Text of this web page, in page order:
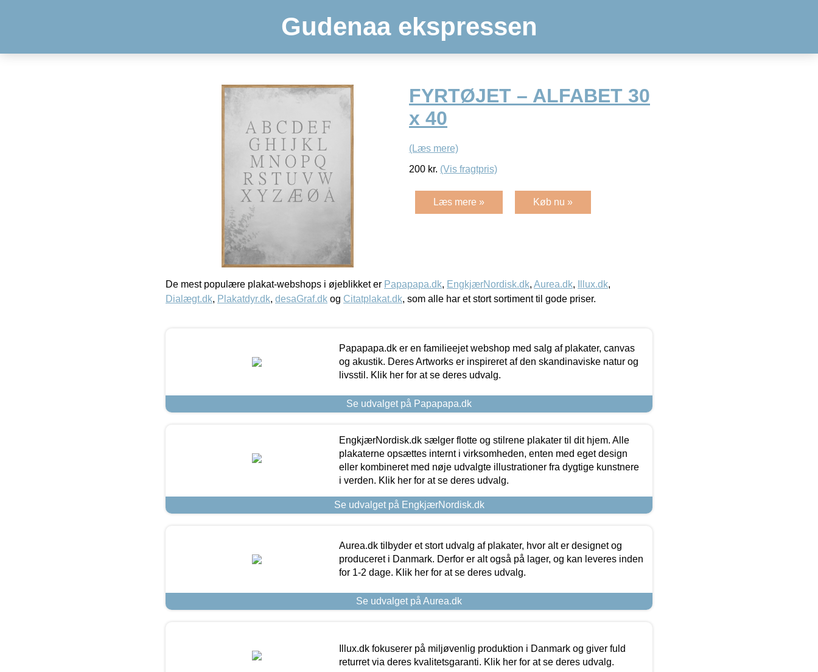
Gudenaa ekspressen
FYRTØJET – ALFABET 30
x 40
(Læs mere)
200 kr. (Vis fragtpris)
Læs mere » Køb nu »
De mest populære plakat-webshops i øjeblikket er Papapapa.dk, EngkjærNordisk.dk, Aurea.dk, Illux.dk,
Dialægt.dk, Plakatdyr.dk, desaGraf.dk og Citatplakat.dk, som alle har et stort sortiment til gode priser.
Papapapa.dk er en familieejet webshop med salg af plakater, canvas
og akustik. Deres Artworks er inspireret af den skandinaviske natur og
livsstil. Klik her for at se deres udvalg.
Se udvalget på Papapapa.dk
EngkjærNordisk.dk sælger flotte og stilrene plakater til dit hjem. Alle
plakaterne opsættes internt i virksomheden, enten med eget design
eller kombineret med nøje udvalgte illustrationer fra dygtige kunstnere
i verden. Klik her for at se deres udvalg.
Se udvalget på EngkjærNordisk.dk
Aurea.dk tilbyder et stort udvalg af plakater, hvor alt er designet og
produceret i Danmark. Derfor er alt også på lager, og kan leveres inden
for 1-2 dage. Klik her for at se deres udvalg.
Se udvalget på Aurea.dk
Illux.dk fokuserer på miljøvenlig produktion i Danmark og giver fuld
returret via deres kvalitetsgaranti. Klik her for at se deres udvalg.